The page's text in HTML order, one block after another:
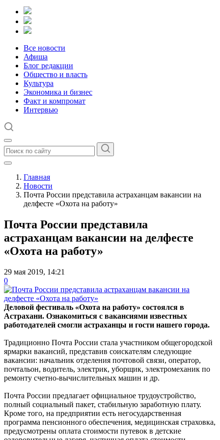
Все новости
Афиша
Блог редакции
Общество и власть
Культура
Экономика и бизнес
Факт и компромат
Интервью
Главная
Новости
Почта России представила астраханцам вакансии на
делфесте «Охота на работу»
Почта России представила
астраханцам вакансии на делфесте
«Охота на работу»
29 мая 2019, 14:21
0
Деловой фестиваль «Охота на работу» состоялся в
Астрахани. Ознакомиться с вакансиями известных
работодателей смогли астраханцы и гости нашего города.
Традиционно Почта России стала участником общегородской
ярмарки вакансий, представив соискателям следующие
вакансии: начальник отделения почтовой связи, оператор,
почтальон, водитель, электрик, уборщик, электромеханик по
ремонту счетно-вычислительных машин и др.
Почта России предлагает официальное трудоустройство,
полный социальный пакет, стабильную заработную плату.
Кроме того, на предприятии есть негосударственная
программа пенсионного обеспечения, медицинская страховка,
предусмотрены оплата стоимости путевок в детские